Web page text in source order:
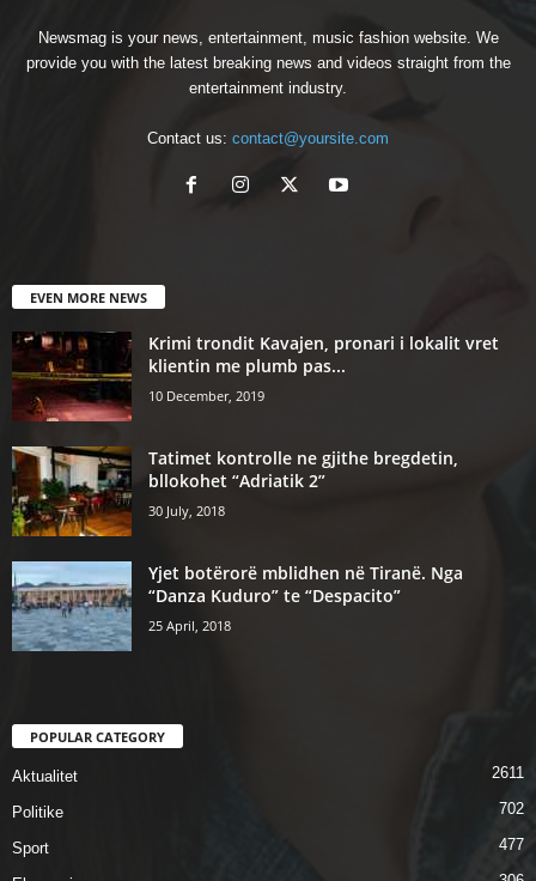
Newsmag is your news, entertainment, music fashion website. We
provide you with the latest breaking news and videos straight from the
entertainment industry.
Contact us: contact@yoursite.com
EVEN MORE NEWS
Krimi trondit Kavajen, pronari i lokalit vret
klientin me plumb pas...
10 December, 2019
Tatimet kontrolle ne gjithe bregdetin,
bllokohet “Adriatik 2”
30 July, 2018
Yjet botërorë mblidhen në Tiranë. Nga
“Danza Kuduro” te “Despacito”
25 April, 2018
POPULAR CATEGORY
Aktualitet 2611
Politike 702
Sport 477